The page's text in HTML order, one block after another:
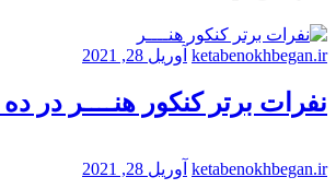
ketabenokhbegan.ir آوریل 28, 2021
نفرات برتر کنکور هنــــر در
ketabenokhbegan.ir آوریل 28, 2021